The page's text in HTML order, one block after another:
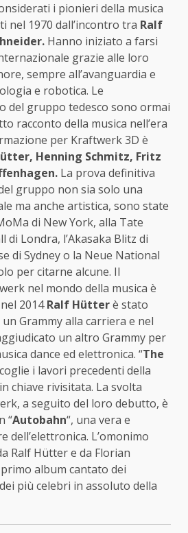
i pionieri della musica
nel 1970 dall’incontro tra Ralf
Hanno iniziato a farsi
grazie alle loro
sempre all’avanguardia e
e robotica. Le
del gruppo tedesco sono ormai
racconto della musica nell’era
per Kraftwerk 3D è
Henning Schmitz, Fritz
La prova definitiva
gruppo non sia solo una
ma anche artistica, sono state
di New York, alla Tate
Londra, l’Akasaka Blitz di
di Sydney o la Neue National
per citarne alcune. Il
nel mondo della musica è
2014Ralf Hütterè stato
Grammy alla carriera e nel
un altro Grammy per
dance ed elettronica. “The
i lavori precedenti della
chiave rivisitata. La svolta
a seguito del loro debutto, è
“Autobahn“, una vera e
dell’elettronica. L’omonimo
Ralf Hütter e da Florian
album cantato dei
più celebri in assoluto della